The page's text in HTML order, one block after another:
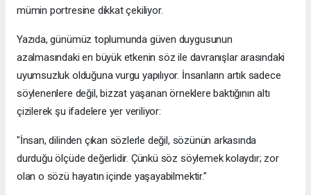
mümin portresine dikkat çekiliyor.
​Yazıda, günümüz toplumunda güven duygusunun
azalmasındaki en büyük etkenin söz ile davranışlar arasındaki
uyumsuzluk olduğuna vurgu yapılıyor. İnsanların artık sadece
söylenenlere değil, bizzat yaşanan örneklere baktığının altı
çizilerek şu ifadelere yer veriliyor:
​"İnsan, dilinden çıkan sözlerle değil, sözünün arkasında
durduğu ölçüde değerlidir. Çünkü söz söylemek kolaydır; zor
olan o sözü hayatın içinde yaşayabilmektir."